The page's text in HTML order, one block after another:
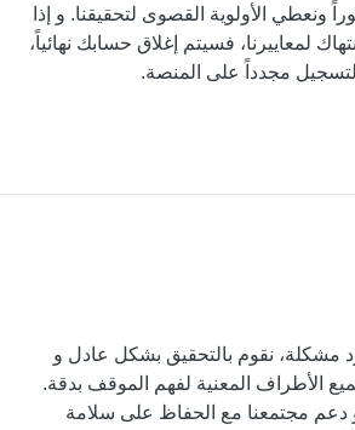
ونعطي الأولوية القصوى لتحقيقنا. و إذا
لمعاييرنا، فسيتم إغلاق حسابك نهائياً،
مجدداً على المنصة.
مشكلة، نقوم بالتحقيق بشكل عادل و
الأطراف المعنية لفهم الموقف بدقة.
دعم مجتمعنا مع الحفاظ على سلامة